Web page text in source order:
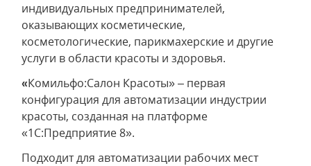
индивидуальных предпринимателей,
оказывающих косметические,
косметологические, парикмахерские и другие
услуги в области красоты и здоровья.
«Комильфо:Салон Красоты» – первая
конфигурация для автоматизации индустрии
красоты, созданная на платформе
«1С:Предприятие 8».
Подходит для автоматизации рабочих мест